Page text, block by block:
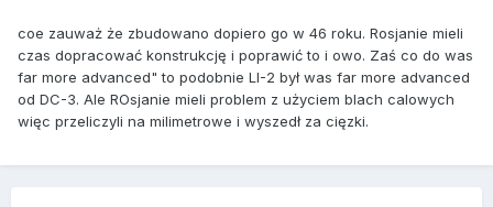
coe zauważ że zbudowano dopiero go w 46 roku. Rosjanie mieli
czas dopracować konstrukcję i poprawić to i owo. Zaś co do was
far more advanced" to podobnie LI-2 był was far more advanced
od DC-3. Ale ROsjanie mieli problem z użyciem blach calowych
więc przeliczyli na milimetrowe i wyszedł za cięzki.